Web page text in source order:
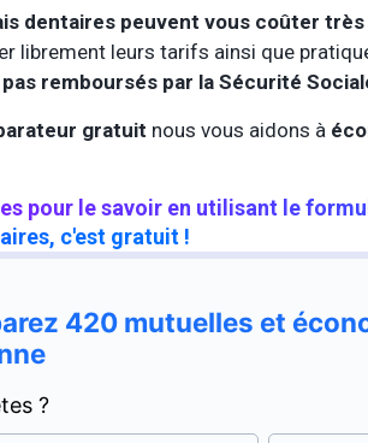
dentaires peuvent vous coûter
librement leurs tarifs ainsi que
pas remboursés par la Sécurité
gratuit nous vous aidons à
pour le savoir en utilisant le
c'est gratuit !